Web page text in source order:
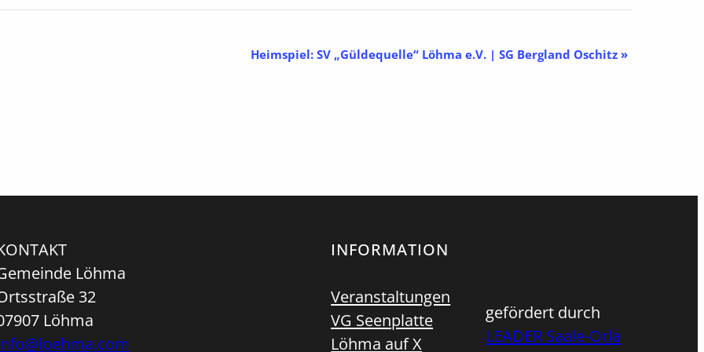
Heimspiel: SV „Güldequelle“ Löhma e.V. | SG Bergland Oschitz »
Löhma
32
Löhma
INFORMATION
Veranstaltungen
VG Seenplatte
Löhma auf X
gefördert durch
LEADER Saale-Orla